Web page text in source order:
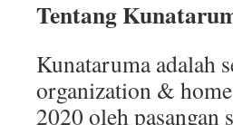
Tentang
Kunataruma adalah
organization &
2020 oleh